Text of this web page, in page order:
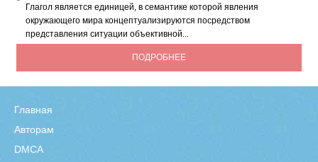
Глагол является единицей, в семантике которой явления
окружающего мира концептуализируются посредством
представления ситуации объективной...
ПОДРОБНЕЕ
Главная
Авторам
DMCA